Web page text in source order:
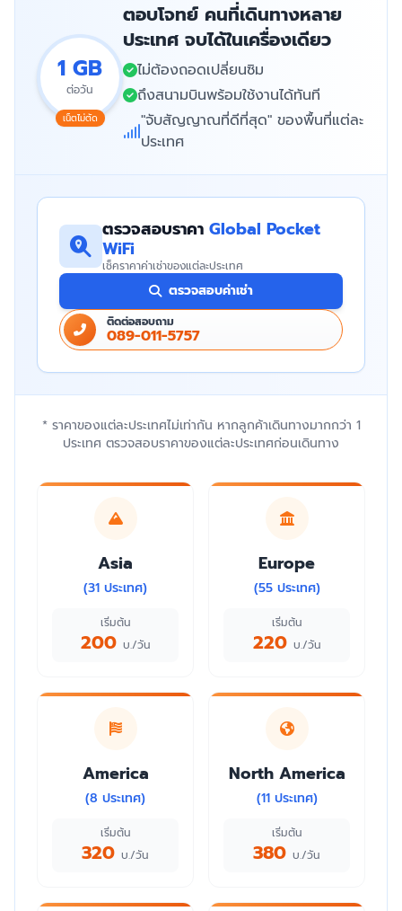
1 GB
ต่อวัน
เน็ตไม่ตัด
ตอบโจทย์ คนที่เดินทางหลาย
ประเทศ จบได้ในเครื่องเดียว
ไม่ต้องถอดเปลี่ยนซิม
ถึงสนามบินพร้อมใช้งานได้ทันที
"จับสัญญาณที่ดีที่สุด" ของพื้นที่แต่ละ
ประเทศ
ตรวจสอบราคา Global Pocket
WiFi
เช็คราคาค่าเช่าของแต่ละประเทศ
ตรวจสอบค่าเช่า
ติดต่อสอบถาม
089-011-5757
* ราคาของแต่ละประเทศไม่เท่ากัน หากลูกค้าเดินทางมากกว่า 1
ประเทศ ตรวจสอบราคาของแต่ละประเทศก่อนเดินทาง
Asia
(31 ประเทศ)
เริ่มต้น
200 บ./วัน
Europe
(55 ประเทศ)
เริ่มต้น
220 บ./วัน
America
(8 ประเทศ)
เริ่มต้น
320 บ./วัน
North America
(11 ประเทศ)
เริ่มต้น
380 บ./วัน